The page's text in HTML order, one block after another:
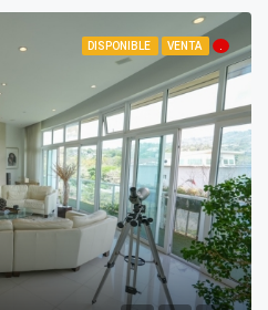
DISPONIBLE VENTA